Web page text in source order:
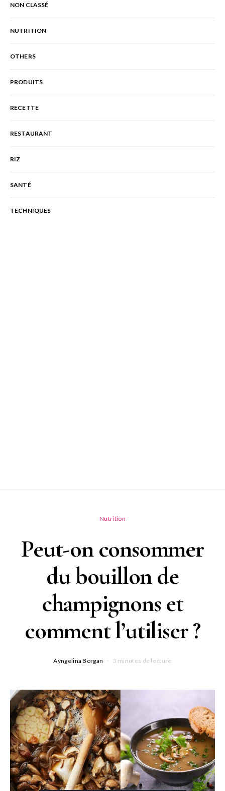
NON CLASSÉ
NUTRITION
OTHERS
PRODUITS
RECETTE
RESTAURANT
RIZ
SANTÉ
TECHNIQUES
Nutrition
Peut-on consommer
du bouillon de
champignons et
comment l’utiliser ?
Ayngelina Borgan 3 minutes de lecture